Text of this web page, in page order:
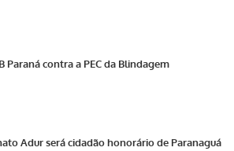
Paraná contra a PEC da Blindagem
Adur será cidadão honorário de Paranaguá